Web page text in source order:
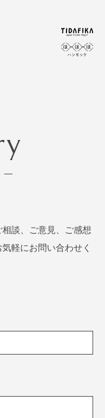
談、ご意見、ご感想
軽にお問い合わせく